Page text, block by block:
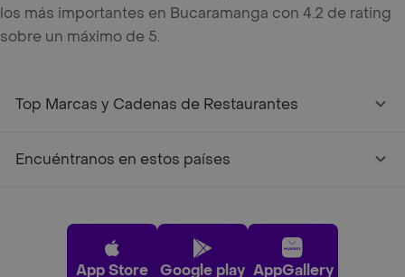
los más importantes en Bucaramanga con 4.2 de rating
sobre un máximo de 5.
Top Marcas y Cadenas de Restaurantes
Encuéntranos en estos países
App Store Google play AppGallery